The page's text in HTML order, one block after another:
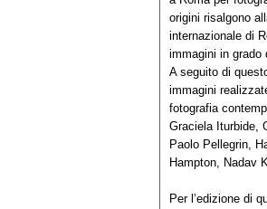
origini risalgono
internazionale di
immagini in grado
A seguito di
immagini
fotografia
Graciela Iturbide,
Paolo Pellegrin,
Hampton, Nadav
Per l’edizione di